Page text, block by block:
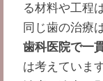
る材料や工程
同じ歯の治療
歯科医院で一
は考えています